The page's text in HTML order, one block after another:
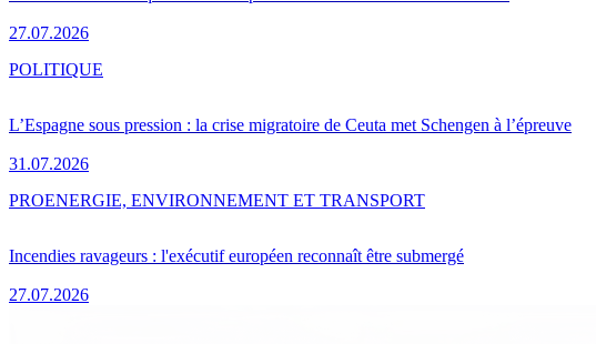
27.07.2026
L’Espagne sous pression : la crise migratoire de Ceuta met Schengen à l’épreuve
31.07.2026
POLITIQUE
Incendies ravageurs : l'exécutif européen reconnaît être submergé
27.07.2026
PROENERGIE, ENVIRONNEMENT ET TRANSPORT